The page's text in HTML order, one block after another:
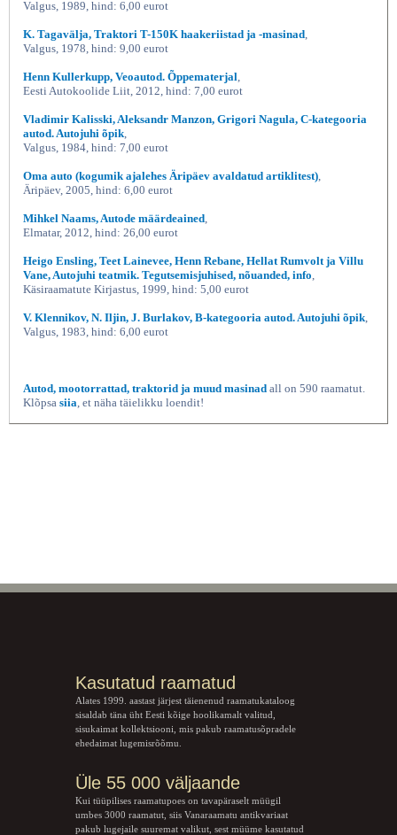
Valgus, 1989, hind: 6,00 eurot
K. Tagavälja, Traktori T-150K haakeriistad ja -masinad
Valgus, 1978, hind: 9,00 eurot
Henn Kullerkupp, Veoautod. Õppematerjal
Eesti Autokoolide Liit, 2012, hind: 7,00 eurot
Vladimir Kalisski, Aleksandr Manzon, Grigori Nagula, C-kategooria
autod. Autojuhi õpik
Valgus, 1984, hind: 7,00 eurot
Oma auto (kogumik ajalehes Äripäev avaldatud artiklitest)
Äripäev, 2005, hind: 6,00 eurot
Mihkel Naams, Autode määrdeained
Elmatar, 2012, hind: 26,00 eurot
Heigo Ensling, Teet Lainevee, Henn Rebane, Hellat Rumvolt ja Villu
Vane, Autojuhi teatmik. Tegutsemisjuhised, nõuanded, info
Käsiraamatute Kirjastus, 1999, hind: 5,00 eurot
V. Klennikov, N. Iljin, J. Burlakov, B-kategooria autod. Autojuhi õpik
Valgus, 1983, hind: 6,00 eurot
Autod, mootorrattad, traktorid ja muud masinad all on 590 raamatut.
Klõpsa siia , et näha täielikku loendit!
Kasutatud raamatud
Alates 1999. aastast järjest täienenud raamatukataloog
sisaldab täna üht Eesti kõige hoolikamalt valitud,
sisukaimat kollektsiooni, mis pakub raamatusõpradele
ehedaimat lugemisrõõmu.
Üle 55 000 väljaande
Kui tüüpilises raamatupoes on tavapäraselt müügil
umbes 3000 raamatut, siis Vanaraamatu antikvariaat
pakub lugejaile suuremat valikut, sest müüme kasutatud